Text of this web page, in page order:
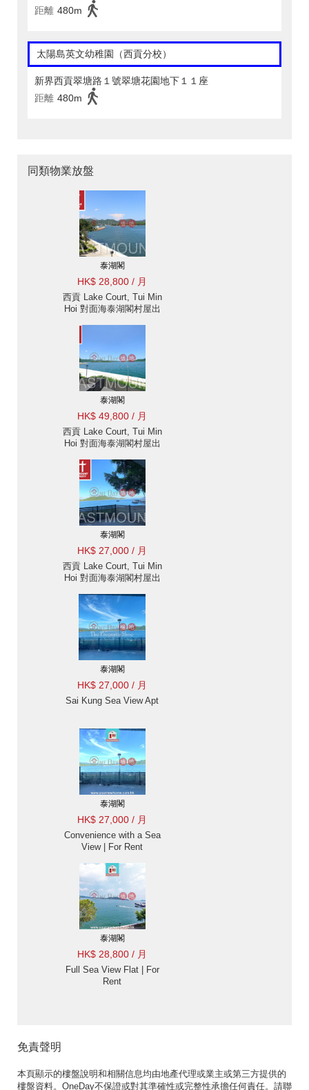
距離 480m
太陽島英文幼稚園（西貢分校）
新界西貢翠塘路１號翠塘花園地下１１座
距離 480m
同類物業放盤
泰湖閣
HK$ 28,800 / 月
西貢 Lake Court, Tui Min
Hoi 對面海泰湖閣村屋出
豪地產 ID:2082泰湖閣出
售單位
泰湖閣
HK$ 49,800 / 月
西貢 Lake Court, Tui Min
Hoi 對面海泰湖閣村屋出
Eastmount Property 東
豪地產 ID:2481泰湖閣出
售單位
泰湖閣
HK$ 27,000 / 月
西貢 Lake Court, Tui Min
Hoi 對面海泰湖閣村屋出
單位
泰湖閣
HK$ 27,000 / 月
Sai Kung Sea View Apt
泰湖閣
HK$ 27,000 / 月
Convenience with a Sea
View | For Rent
泰湖閣
HK$ 28,800 / 月
Full Sea View Flat | For
Rent
免責聲明
本頁顯示的樓盤說明和相關信息均由地產代理或業主或第三方提供的
樓盤資料。OneDay不保證或對其準確性或完整性承擔任何責任。請聯